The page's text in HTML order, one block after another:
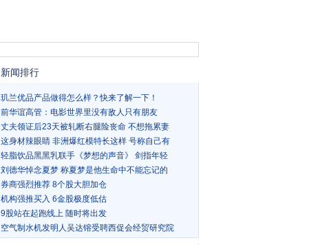
新闻排行
玑兰优品产品做得怎么样？快来了解一下！
前华谊高管：电影世界里没有敌人只有朋友
丈夫领证后23天被轧断右腿险丧命 不想拖累妻
这身材辣眼睛 非洲爆红模特长这样 号称自己有
轻脂饮品黑黑乳联手《梦想的声音》 剑指年轻
刘德华悼念夏梦 称夏梦是他生命中不能忘记的
券商强烈推荐 8个股大胆加仓
机构强推买入 6金股极度低估
9股站在起跑线上 随时将出发
空气制水机发明人吴达镕受聘西促会经贸研究院